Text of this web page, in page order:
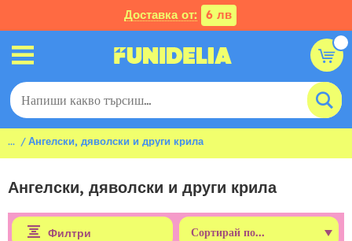
Доставка от: 6 лв
... Ангелски, дяволски и други крила
Ангелски, дяволски и други крила
Филтри